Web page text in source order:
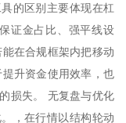
的区别主要体现在杠
证金占比、强平线设
在合规框架内把移动
升资金使用效率，也
损失。 无复盘与优化
，在行情以结构轮动